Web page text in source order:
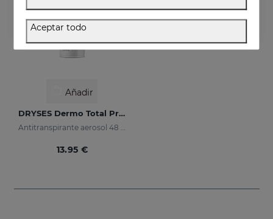
Añadir
DRYSES Dermo Total Protection
Antitranspirante aerosol 48 horas de protección.
13.95 €
Aceptar todo